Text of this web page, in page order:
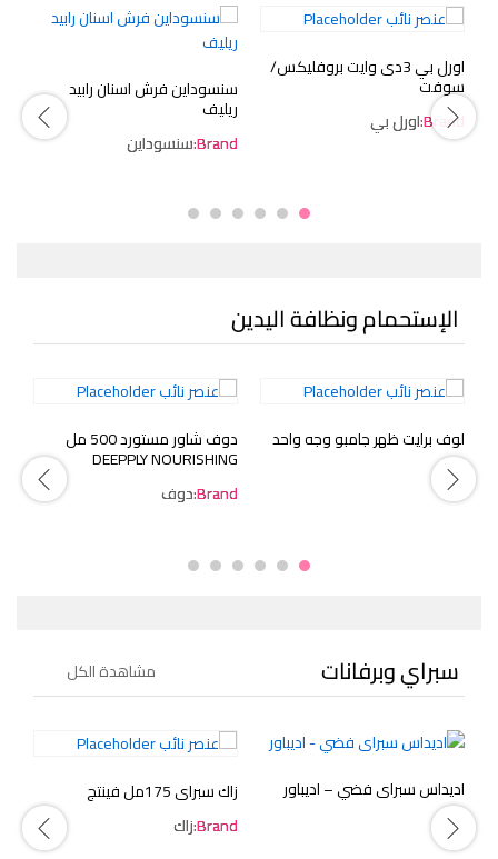
سنسوداين فرش اسنان رابيد
ريليف
Brand:سنسوداين
اورل بي 3دى وايت بروفليكس/
سوفت
Brand:اورل بي
الإستحمام ونظافة اليدين
دوف شاور مستورد 500 مل
DEEPPLY NOURISHING
Brand:دوف
لوف برايت ظهر جامبو وجه واحد
سبراي وبرفانات مشاهدة الكل
زاك سبراى 175مل فينتج
Brand:زاك
اديداس سبراى فضي – اديباور